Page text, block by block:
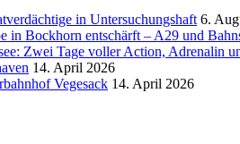
in Untersuchungshaft 6.
in Bockhorn entschärft – A29 und
Zwei Tage voller Action, Adrenalin
14. April 2026
Vegesack 14. April 2026